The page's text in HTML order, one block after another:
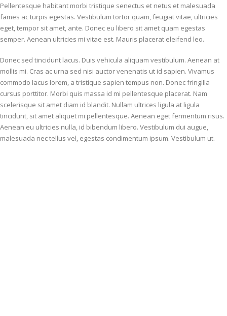
Pellentesque habitant morbi tristique senectus et netus et malesuada
fames ac turpis egestas. Vestibulum tortor quam, feugiat vitae, ultricies
eget, tempor sit amet, ante. Donec eu libero sit amet quam egestas
semper. Aenean ultricies mi vitae est. Mauris placerat eleifend leo.
Donec sed tincidunt lacus. Duis vehicula aliquam vestibulum. Aenean at
mollis mi. Cras ac urna sed nisi auctor venenatis ut id sapien. Vivamus
commodo lacus lorem, a tristique sapien tempus non. Donec fringilla
cursus porttitor. Morbi quis massa id mi pellentesque placerat. Nam
scelerisque sit amet diam id blandit. Nullam ultrices ligula at ligula
tincidunt, sit amet aliquet mi pellentesque. Aenean eget fermentum risus.
Aenean eu ultricies nulla, id bibendum libero. Vestibulum dui augue,
malesuada nec tellus vel, egestas condimentum ipsum. Vestibulum ut.